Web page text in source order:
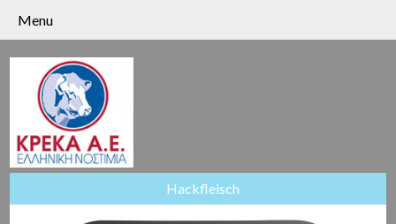
Menu
Hackfleisch